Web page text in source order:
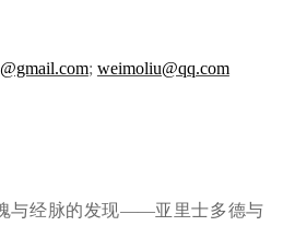
; weimoliu@qq.com
与经脉的发现——亚里士多德与